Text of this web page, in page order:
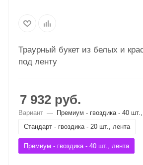
Траурный букет из белых и
под ленту
7 932 руб.
Вариант — Премиум - гвоздика - 40
Стандарт - гвоздика - 20 шт., лента
Премиум - гвоздика - 40 шт., лента